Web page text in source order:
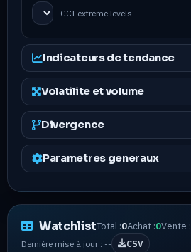
CCI extreme levels
Indicateurs de tendance
Volatilite et volume
Divergence
Parametres generaux
WatchlistTotal :0Achat :0Vente :
Dernière mise à jour : -- CSV